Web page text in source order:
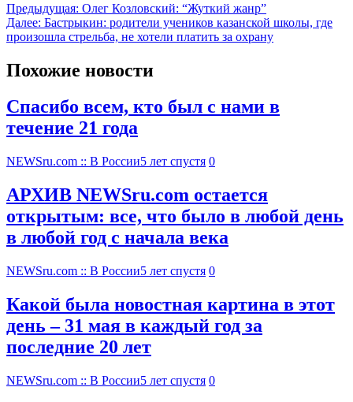
Предыдущая: Олег Козловский: “Жуткий жанр”
Далее: Бастрыкин: родители учеников казанской школы, где
произошла стрельба, не хотели платить за охрану
Похожие новости
Спасибо всем, кто был с нами в
течение 21 года
NEWSru.com :: В России5 лет спустя 0
АРХИВ NEWSru.com остается
открытым: все, что было в любой день
в любой год с начала века
NEWSru.com :: В России5 лет спустя 0
Какой была новостная картина в этот
день – 31 мая в каждый год за
последние 20 лет
NEWSru.com :: В России5 лет спустя 0